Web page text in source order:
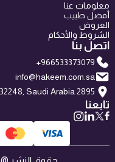
معلومات عنا
أفضل طبيب
العروض
الشروط والأحكام
اتصل بنا
+966533373079
info@hakeem.com.sa
2895 King Saud St, Al Athir, 9311, Dammam 32248, Saudi Arabia
تابعنا